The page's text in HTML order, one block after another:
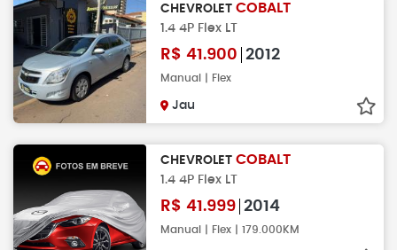
CHEVROLET COBALT
1.4 4P Flex LT
R$ 41.900 2012
Manual | Flex
Jau
CHEVROLET COBALT
1.4 4P Flex LT
R$ 41.999 2014
Manual | Flex | 179.000KM